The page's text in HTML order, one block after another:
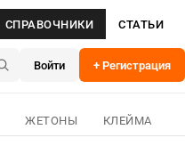
СПРАВОЧНИКИ СТАТЬИ
Войти + Регистрация
ЖЕТОНЫ
КЛЕЙМА